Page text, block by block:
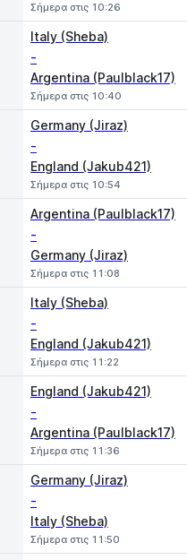
Σήμερα στις 10:26
Italy (Sheba)
-
Argentina (Paulblack17)
Σήμερα στις 10:40
Germany (Jiraz)
-
England (Jakub421)
Σήμερα στις 10:54
Argentina (Paulblack17)
-
Germany (Jiraz)
Σήμερα στις 11:08
Italy (Sheba)
-
England (Jakub421)
Σήμερα στις 11:22
England (Jakub421)
-
Argentina (Paulblack17)
Σήμερα στις 11:36
Germany (Jiraz)
-
Italy (Sheba)
Σήμερα στις 11:50